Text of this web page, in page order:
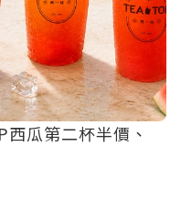
瓜第二杯半價、